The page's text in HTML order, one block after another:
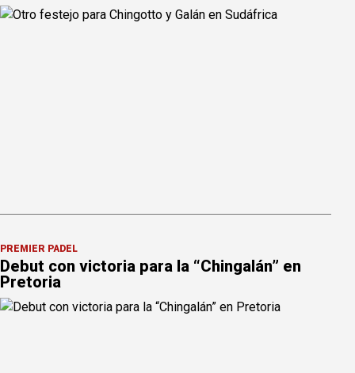
PREMIER PÁDEL
Debut con victoria para la “Chingalán” en
Pretoria